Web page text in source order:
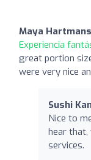
Maya Hartmans
Experiencia
great portion
were very nice
Sushi
Nice to
hear that,
services.